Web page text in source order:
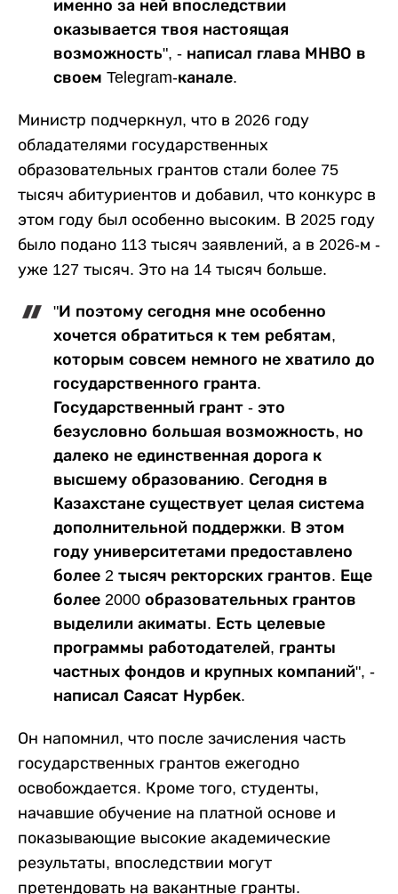
именно за ней впоследствии
оказывается твоя настоящая
возможность", - написал глава МНВО в
своем Telegram-канале.
Министр подчеркнул, что в 2026 году
обладателями государственных
образовательных грантов стали более 75
тысяч абитуриентов и добавил, что конкурс в
этом году был особенно высоким. В 2025 году
было подано 113 тысяч заявлений, а в 2026-м -
уже 127 тысяч. Это на 14 тысяч больше.
"И поэтому сегодня мне особенно
хочется обратиться к тем ребятам,
которым совсем немного не хватило до
государственного гранта.
Государственный грант - это
безусловно большая возможность, но
далеко не единственная дорога к
высшему образованию. Сегодня в
Казахстане существует целая система
дополнительной поддержки. В этом
году университетами предоставлено
более 2 тысяч ректорских грантов. Еще
более 2000 образовательных грантов
выделили акиматы. Есть целевые
программы работодателей, гранты
частных фондов и крупных компаний", -
написал Саясат Нурбек.
Он напомнил, что после зачисления часть
государственных грантов ежегодно
освобождается. Кроме того, студенты,
начавшие обучение на платной основе и
показывающие высокие академические
результаты, впоследствии могут
претендовать на вакантные гранты.